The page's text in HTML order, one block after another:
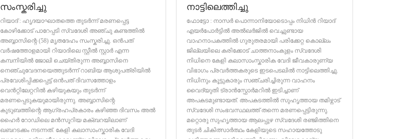
സംസ്കരിച്ചു
റിയാദ് : ഹൃദയാഘാതത്തെ തുടർന്ന് മരണപ്പെട്ട
കോഴിക്കോട് പാറേപ്പടി സ്വദേശി അഞ്ചു കണ്ടത്തിൽ
അബ്ബാസിന്റെ (58) മൃതദേഹം സംസ്കരിച്ചു. ഒൻപത്
വർഷത്തോളമായി റിയാദിലെ സ്റ്റീൽ സ്റ്റാർ എന്ന
കമ്പനിയിൽ ജോലി ചെയ്തിരുന്ന അബ്ബാസിനെ
നെഞ്ചുവേദനയെത്തുടർന്ന് റാബിയ ആശുപത്രിയിൽ
പ്രവേശിപ്പിക്കപ്പെട്ട് ഒൻപത് ദിവസത്തോളം
വെൻറ്റിലേറ്ററിൽ കഴിയുകയും തുടർന്ന്
മരണപ്പെടുകയുമായിരുന്നു. അബ്ബാസിന്റെ
കുടുബത്തിന്റെ ആഗ്രഹപ്രകാരം കഴിഞ്ഞ ദിവസം അൽ
ഹൈർ റോഡിലെ മൻസൂറിയ മക്ബറയിലാണ്
ഖബറടക്കം നടന്നത്. കേളി കലാസാംസ്കാരിക വേദി
നാട്ടിലെത്തിച്ചു
ഫോട്ടോ : നാസർ പൊന്നാനിയോടൊപ്പം നിധിൻ റിയാദ്
എയർപോർട്ടിൽ അൽഖർജിൽ വെച്ചുണ്ടായ
വാഹനാപകത്തിൽ ഗുരുതരമായി പരിക്കേറ്റ കൊല്ലം
ജില്ലയിലെ കരിക്കോട് ചാത്തനാംകുളം സ്വദേശി
നിധിനെ കേളി കലാസാംസ്കാരിക വേദി ജീവകാരുണ്യ
വിഭാഗം പ്രവർത്തകരുടെ ഇടപെടലിൽ നാട്ടിലെത്തിച്ചു.
നിധിനും കൂട്ടുകാരും സഞ്ചരിച്ചിരുന്ന വാഹനം
വൈദ്യുതി ട്രാൻസ്ഫോർമറിൽ ഇടിച്ചാണ്
അപകടമുണ്ടായത്. അപകടത്തിൽ സുഹൃത്തായ തമിഴ്നാട്
സ്വദേശി സംഭവസ്ഥലത്ത് തന്നെ മരണപ്പെട്ടിരുന്നു.
മറ്റൊരു സുഹൃത്തായ ആലപ്പുഴ സ്വദേശി രഞ്ജിത്തിനെ
തുടർ ചികിത്സാർത്ഥം കേളിയുടെ സഹായത്തോടു